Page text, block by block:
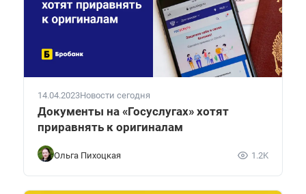
14.04.2023Новости сегодня
Документы на «Госуслугах» хотят
приравнять к оригиналам
Ольга Пихоцкая 1.2K